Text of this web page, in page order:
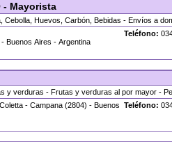
- Mayorista
Cebolla, Huevos, Carbón, Bebidas - Envíos a
Buenos Aires - Argentina
Teléfono:
y verduras - Frutas y verduras al por mayor -
- Campana (2804) - Buenos Teléfono: